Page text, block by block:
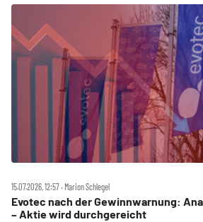
15.07.2026, 12:57 ‧ Marion Schlegel
Evotec nach der Gewinnwarnung:
– Aktie wird durchgereicht